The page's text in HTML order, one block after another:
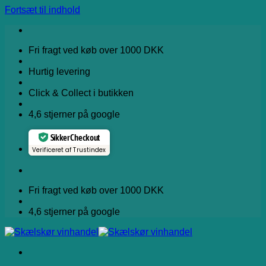
Fortsæt til indhold
Fri fragt ved køb over 1000 DKK
Hurtig levering
Click & Collect i butikken
4,6 stjerner på google
Sikker Checkout
Verificeret af Trustindex
Fri fragt ved køb over 1000 DKK
4,6 stjerner på google